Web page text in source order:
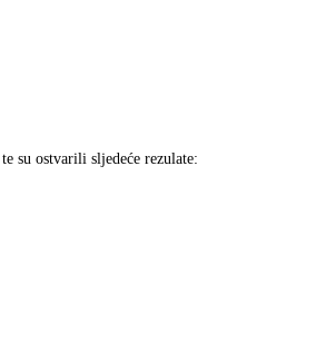
su ostvarili sljedeće rezulate: